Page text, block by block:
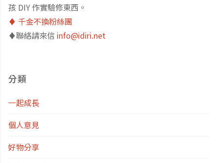
孩 DIY 作實驗修東西。
♦️ 千金不換粉絲團
♦️聯絡請來信 info@idiri.net
分類
一起成長
個人意見
好物分享